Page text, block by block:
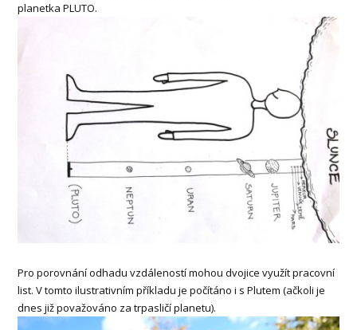
planetka PLUTO.
Pro porovnání odhadu vzdáleností mohou dvojice využít pracovní
list. V tomto ilustrativním příkladu je počítáno i s Plutem (ačkoli je
dnes již považováno za trpasličí planetu).